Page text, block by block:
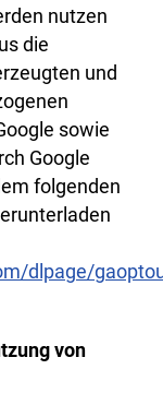
nutzen
die
und
sowie
Google
folgenden
dlpage/
von